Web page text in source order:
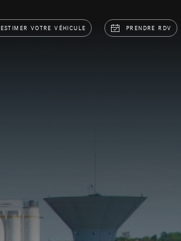
ESTIMER VOTRE VÉHICULE PRENDRE RDV